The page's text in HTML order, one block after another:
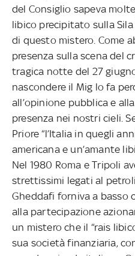
del Consiglio sapeva
libico precipitato sulla
di questo mistero. Come
presenza sulla scena del
tragica notte del 27
nascondere il Mig lo fa
all’opinione pubblica e
presenza nei nostri cieli.
Priore “l’Italia in quegli
americana e un’amante
Nel 1980 Roma e Tripoli
strettissimi legati al
Gheddafi forniva a basso
alla partecipazione
un mistero che il “rais
sua società finanziaria,